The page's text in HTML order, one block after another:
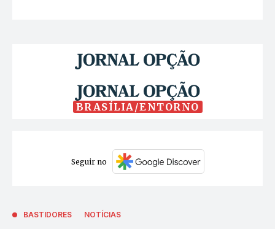
BRASÍLIA/ENTORNO
Seguir no
BASTIDORES NOTÍCIAS